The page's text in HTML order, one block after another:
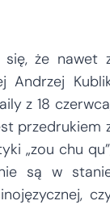
się, że nawet
Andrzej
z 18
przedrukiem
„zou chu
są w